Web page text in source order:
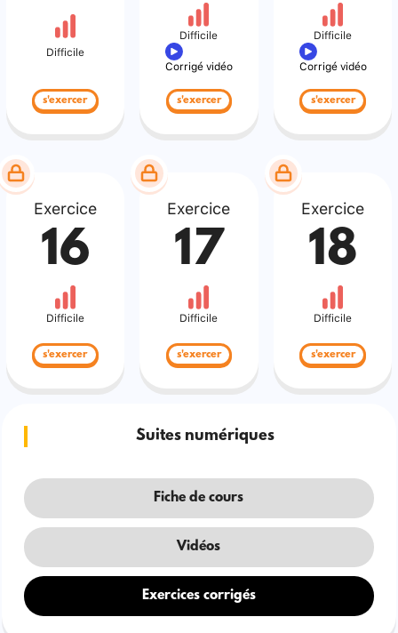
Difficile
s'exercer
Difficile
Corrigé vidéo
s'exercer
Difficile
Corrigé vidéo
s'exercer
Exercice
16
Difficile
s'exercer
Exercice
17
Difficile
s'exercer
Exercice
18
Difficile
s'exercer
Suites numériques
Fiche de cours
Vidéos
Exercices corrigés